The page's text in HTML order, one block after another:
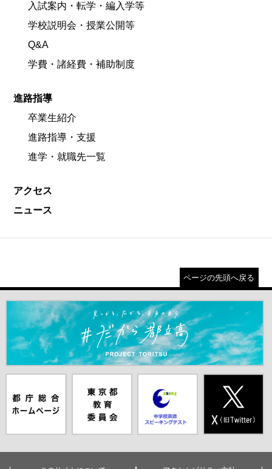
入試案内・転学・編入学等
学校説明会・授業公開等
Q&A
学費・諸経費・補助制度
進路指導
卒業生紹介
進路指導・支援
進学・就職先一覧
アクセス
ニュース
ページの先頭へ戻る
＃だから都立高（別ウインドウが開きます）
ムページ（別
ウインドウが
員会（別ウイ
ンドウが開き
ピーキングテ
スト（別ウイ
ンドウが開き
（別ウインド
ウが開きま
す）